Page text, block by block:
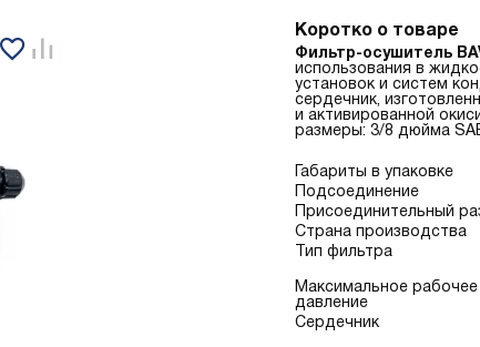
Коротко о товаре
Фильтр-осушитель
использования в
установок и систем
сердечник,
и активированной
размеры: 3/8 дюйма
Габариты в упаковке
Подсоединение
Присоединительный
Страна производства
Тип фильтра
Mаксимальное рабочее
давление
Сердечник